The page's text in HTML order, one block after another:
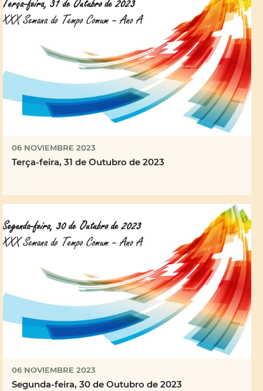
06 NOVIEMBRE 2023
Terça-feira, 31 de Outubro de 2023
06 NOVIEMBRE 2023
Segunda-feira, 30 de Outubro de 2023